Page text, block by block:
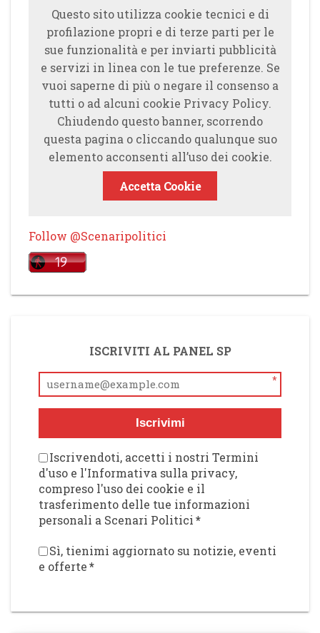
Questo sito utilizza cookie tecnici e di
profilazione propri e di terze parti per le
sue funzionalità e per inviarti pubblicità
e servizi in linea con le tue preferenze. Se
vuoi saperne di più o negare il consenso a
tutti o ad alcuni cookie Privacy Policy.
Chiudendo questo banner, scorrendo
questa pagina o cliccando qualunque suo
elemento acconsenti all’uso dei cookie.
Accetta Cookie
Follow @Scenaripolitici
ISCRIVITI AL PANEL SP
*
Iscrivimi
Iscrivendoti, accetti i nostri Termini
d'uso e l'Informativa sulla privacy,
compreso l'uso dei cookie e il
trasferimento delle tue informazioni
personali a Scenari Politici*
Sì, tienimi aggiornato su notizie, eventi
e offerte*